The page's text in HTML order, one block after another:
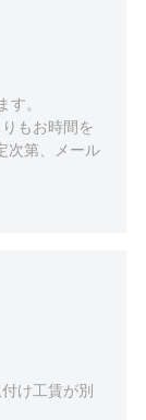
。
もお時間を
次第、メール
け工賃が別